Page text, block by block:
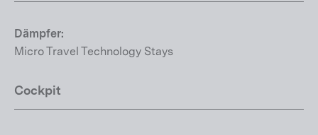
Dämpfer:
Micro Travel Technology Stays
Cockpit